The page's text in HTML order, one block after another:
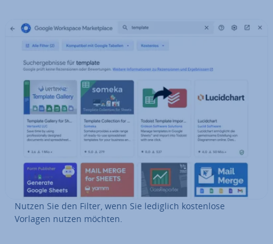
Nutzen Sie den Filter, wenn Sie lediglich kos­ten­lo­se
Vorlagen nutzen möchten.